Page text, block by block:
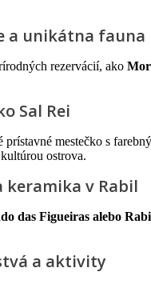
a unikátna fauna
rezervácií, ako
Sal Rei
prístavné mestečko s
ostrova.
keramika v Rabil
das Figueiras alebo
a aktivity